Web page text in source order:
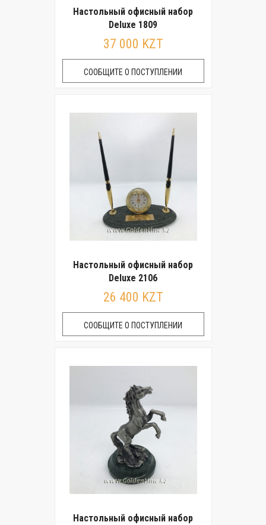
Настольный офисный набор
Deluxe 1809
37 000 KZT
СООБЩИТЕ О ПОСТУПЛЕНИИ
Настольный офисный набор
Deluxe 2106
26 400 KZT
СООБЩИТЕ О ПОСТУПЛЕНИИ
Настольный офисный набор